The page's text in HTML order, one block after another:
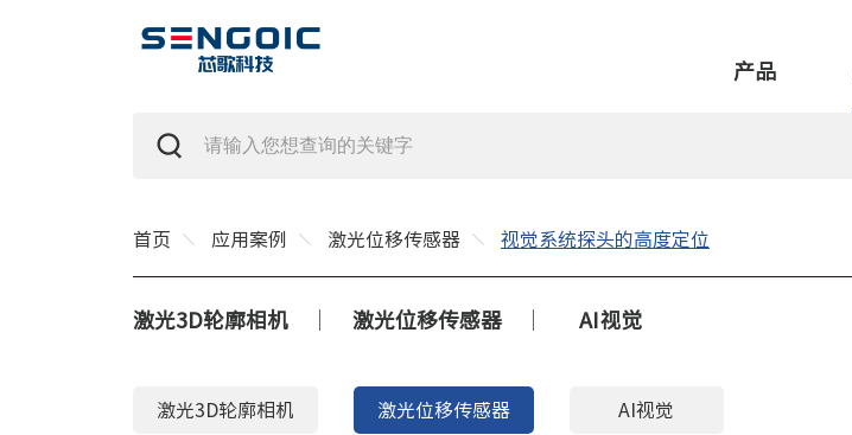
产品
首页 应用案例 激光位移传感器 视觉系统探头的高度定位
激光3D轮廓相机 激光位移传感器 AI视觉
激光3D轮廓相机 激光位移传感器 AI视觉